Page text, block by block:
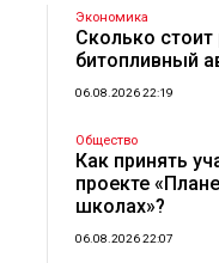
Экономика
Сколько стоит
битопливный
06.08.2026 22:19
Общество
Как принять
проекте
школах»?
06.08.2026 22:07